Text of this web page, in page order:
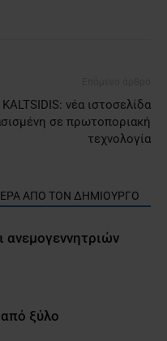
KALTSIDIS: νέα ιστοσελίδα
σε πρωτοποριακή
τεχνολογία
ΑΠΟ ΤΟΝ ΔΗΜΙΟΥΡΓΟ
ανεμογεννητριών
ξύλο